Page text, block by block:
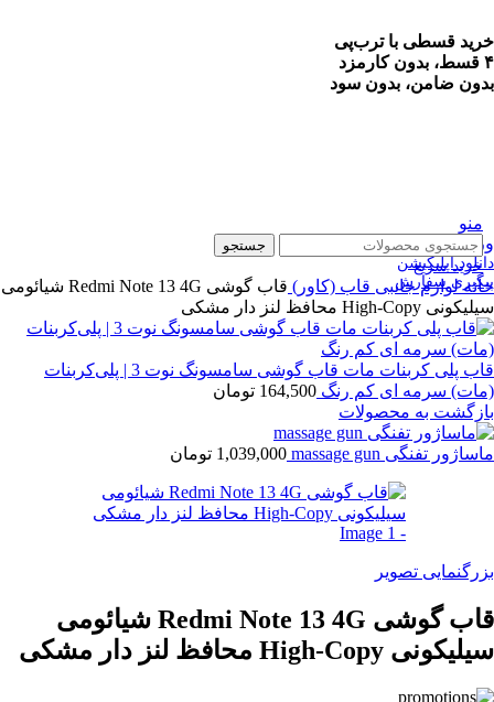
خرید قسطی با ترب‌پی
۴ قسط، بدون کارمزد
بدون ضامن، بدون سود
ورود / ثبت نام
دانلود اپلیکیشن
پیگیری سفارش
منو
جستجو
خرید سریع
خانهلوازم جانبی قاب (کاور)
قاب گوشی Redmi Note 13 4G شیائومی
سیلیکونی High-Copy محافظ لنز دار مشکی
قاب پلی کربنات مات قاب گوشی سامسونگ نوت 3 | پلی‌کربنات
(مات) سرمه ای کم رنگ 164,500 تومان
بازگشت به محصولات
ماساژور تفنگی massage gun 1,039,000 تومان
بزرگنمایی تصویر
قاب گوشی Redmi Note 13 4G شیائومی
سیلیکونی High-Copy محافظ لنز دار مشکی